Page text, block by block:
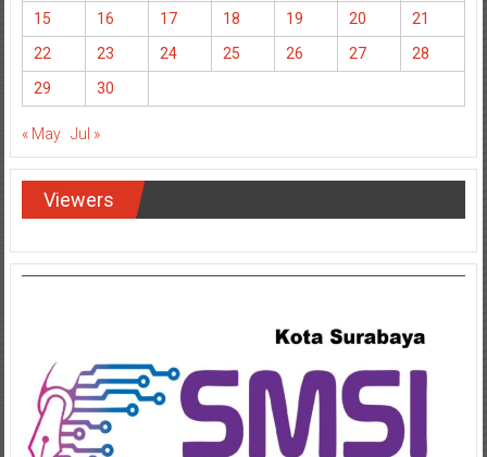
15
16 17 18 19 20
21
22
23 24 25 26 27
28
29
30
« May Jul »
Viewers